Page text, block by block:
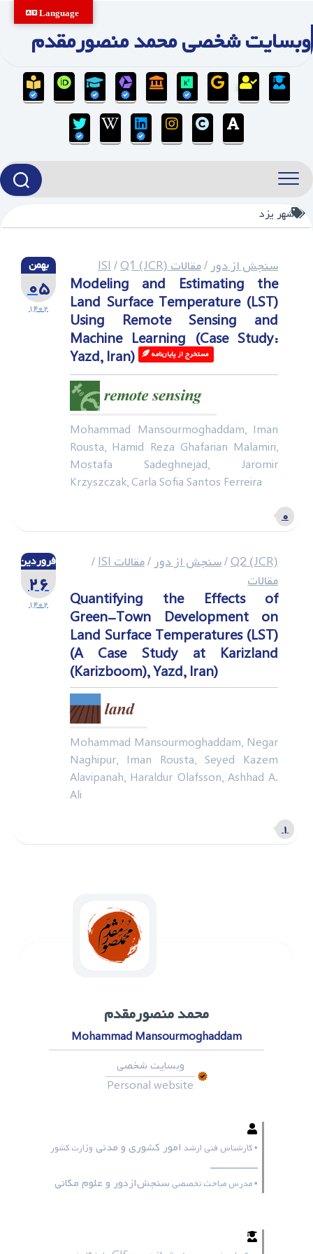
to
content
وبسایت شخصی محمد منصورمقدم
شهر یزد
بهمن
۰۵
۱۴۰۲
سنجش از دور/مقالات ISI /Q1 (JCR)
Modeling and Estimating the
Land Surface Temperature (LST)
Using Remote Sensing and
Machine Learning (Case Study:
Yazd, Iran)
مستخرج از پایان‌نامه‌ ‌
Mohammad Mansourmoghaddam, Iman
Rousta, Hamid Reza Ghafarian Malamiri,
Mostafa Sadeghnejad, Jaromir
Krzyszczak, Carla Sofia Santos Ferreira
۰
فروردین
۲۶
۱۴۰۲
Q2 (JCR)
/سنجش از دور/مقالات ISI
/
مقالات
Quantifying the Effects of
Green-Town Development on
Land Surface Temperatures (LST)
(A Case Study at Karizland
(Karizboom), Yazd, Iran)
Mohammad Mansourmoghaddam, Negar
Naghipur, Iman Rousta, Seyed Kazem
Alavipanah, Haraldur Olafsson, Ashhad A.
Ali
۱
محمد ‌منصورمقدم
Mohammad Mansourmoghaddam
وبسایت شخصی
Personal website
• کارشناس فنی ارشد امور کشوری و مدنی وزارت کشور
ـــــــــــــــــ
• مدرس مباحث تخصصی سنجش‌ازدور و علوم مکانی
Language